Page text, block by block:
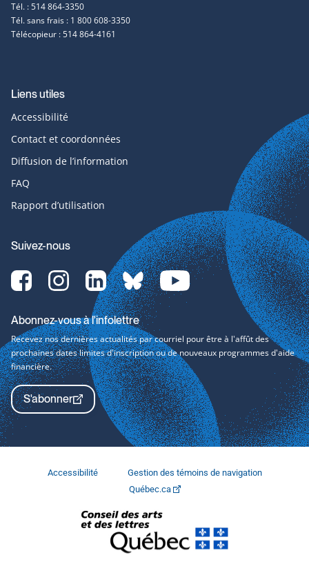
Tél. : 514 864-3350
Tél. sans frais : 1 800 608-3350
Télécopieur : 514 864-4161
Liens utiles
Accessibilité
Contact et coordonnées
Diffusion de l’information
FAQ
Rapport d’utilisation
Suivez-nous
Facebook-
svg
Instagram-
svg
LinkedIn-
svg
bluesky-
svg
YouTube-
svg
Abonnez-vous à l'infolettre
Recevez nos dernières actualités par courriel pour être à l'affût des
prochaines dates limites d'inscription ou de nouveaux programmes d'aide
financière.
S'abonner
Accessibilité
Gestion des témoins de navigation
Québec.ca